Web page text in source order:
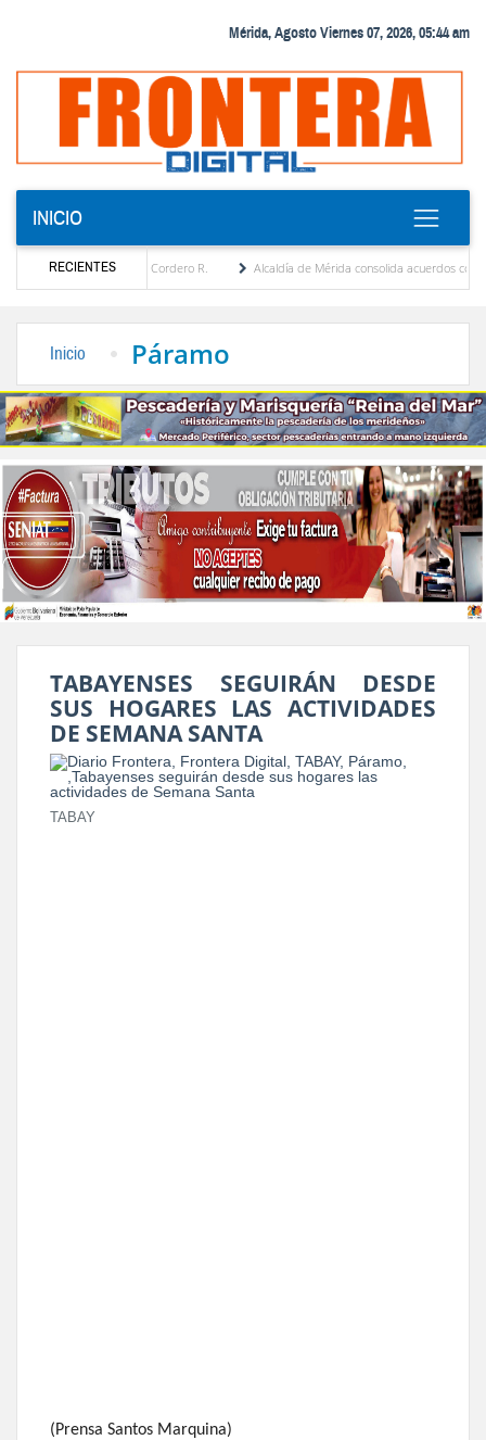
Mérida, Agosto Viernes 07, 2026, 05:44 am
INICIO
RECIENTES
Eugenia Febres Cordero R.
Alcaldía de Mérida consolida acuerdos con
Inicio Páramo
TABAYENSES SEGUIRÁN DESDE
SUS HOGARES LAS ACTIVIDADES
DE SEMANA SANTA
TABAY
(Prensa Santos Marquina)